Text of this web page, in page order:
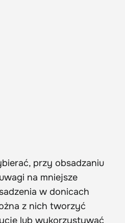
przy obsadzaniu
na mniejsze
w donicach
z nich tworzyć
lub wykorzystywać